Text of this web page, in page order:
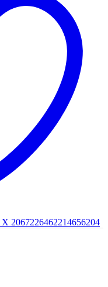
X 2067226462214656204